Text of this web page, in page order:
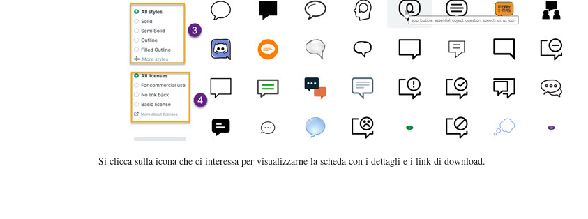
Si clicca sulla icona che ci interessa per visualizzarne la scheda con i dettagli e i link di download.